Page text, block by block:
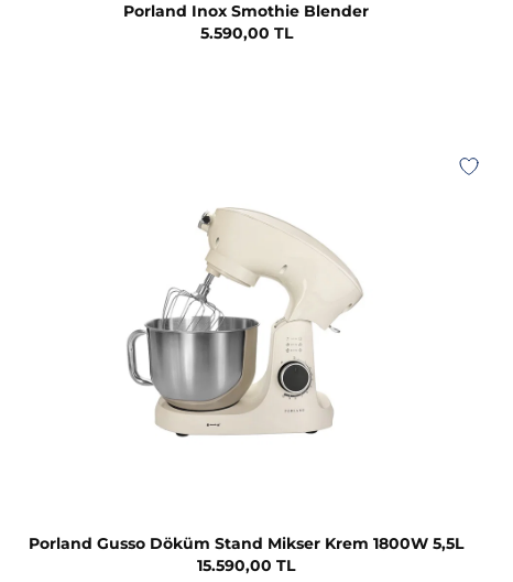
Porland Inox Smothie Blender
5.590,00 TL
Porland Gusso Döküm Stand Mikser Krem 1800W 5,5L
15.590,00 TL